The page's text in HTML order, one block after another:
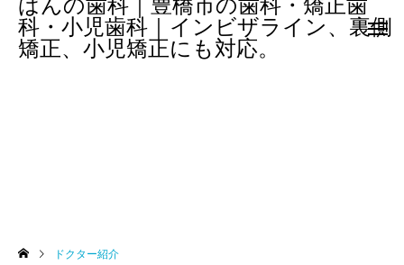
ばんの歯科｜豊橋市の歯科・矯正歯
科・小児歯科｜インビザライン、裏側
矯正、小児矯正にも対応。
ドクター紹介